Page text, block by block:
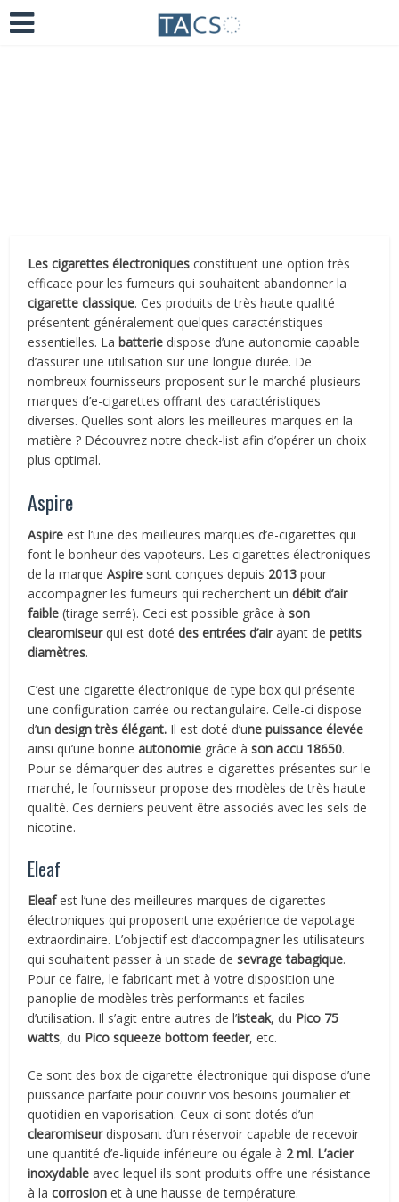
Ajoutez un commentaire
Les cigarettes électroniquesconstituent une option très
efficace pour les fumeurs qui souhaitent abandonner la
cigarette classique. Ces produits de très haute qualité
présentent généralement quelques caractéristiques
essentielles. Labatterie dispose d’une autonomie capable
d’assurer une utilisation sur une longue durée. De
nombreux fournisseurs proposent sur le marché plusieurs
marques d’e-cigarettes offrant des caractéristiques
diverses. Quelles sont alors les meilleures marques en la
matière ? Découvrez notre check-list afin d’opérer un choix
plus optimal.
Aspire
Aspireest l’une des meilleures marques d’e-cigarettes qui
font le bonheur des vapoteurs. Les cigarettes électroniques
de la marqueAspire sont conçues depuis 2013pour
accompagner les fumeurs qui recherchent undébit d’air
faible (tirage serré). Ceci est possible grâce àson
clearomiseurqui est dotédes entrées d’airayant depetits
diamètres.
C’est une cigarette électronique de type box qui présente
une configuration carrée ou rectangulaire. Celle-ci dispose
d’un design très élégant. Il est doté d’une puissance élevée
ainsi qu’une bonne autonomie grâce àson accu 18650.
Pour se démarquer des autres e-cigarettes présentes sur le
marché, le fournisseur propose des modèles de très haute
qualité. Ces derniers peuvent être associés avec les sels de
nicotine.
Eleaf
Eleafest l’une des meilleures marques de cigarettes
électroniques qui proposent une expérience de vapotage
extraordinaire. L’objectif est d’accompagner les utilisateurs
qui souhaitent passer à un stade de sevrage tabagique.
Pour ce faire, le fabricant met à votre disposition une
panoplie de modèles très performants et faciles
d’utilisation. Il s’agit entre autres de l’isteak, du Pico 75
watts, du Pico squeeze bottom feeder, etc.
Ce sont des box de cigarette électronique qui dispose d’une
puissance parfaite pour couvrir vos besoins journalier et
quotidien en vaporisation. Ceux-ci sont dotés d’un
clearomiseur disposant d’un réservoir capable de recevoir
une quantité d’e-liquide inférieure ou égale à 2 ml. L’acier
inoxydableavec lequel ils sont produits offre une résistance
à lacorrosionet à une hausse de température.